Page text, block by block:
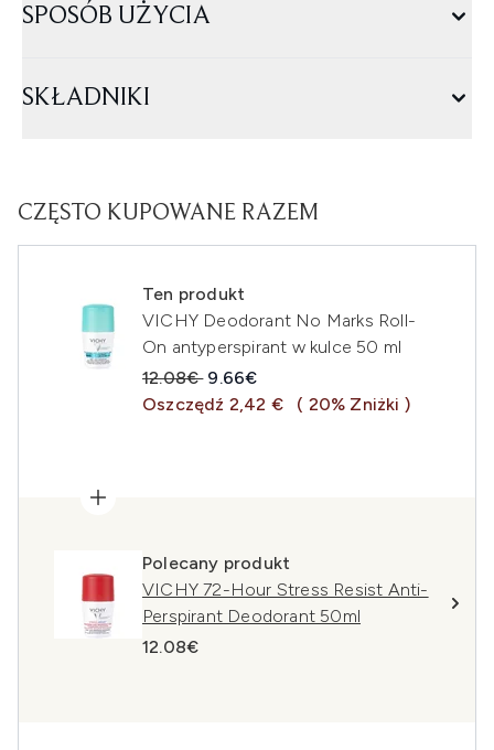
SPOSÓB UŻYCIA
SKŁADNIKI
CZĘSTO KUPOWANE RAZEM
Ten produkt
VICHY Deodorant No Marks Roll-
On antyperspirant w kulce 50 ml
Sugerowana cena detaliczna:
12.08€ Aktualna cena:
9.66€
Oszczędź 2,42 €
( 20% Zniżki )
Polecany produkt
VICHY 72-Hour Stress Resist Anti-
Perspirant Deodorant 50ml
12.08€